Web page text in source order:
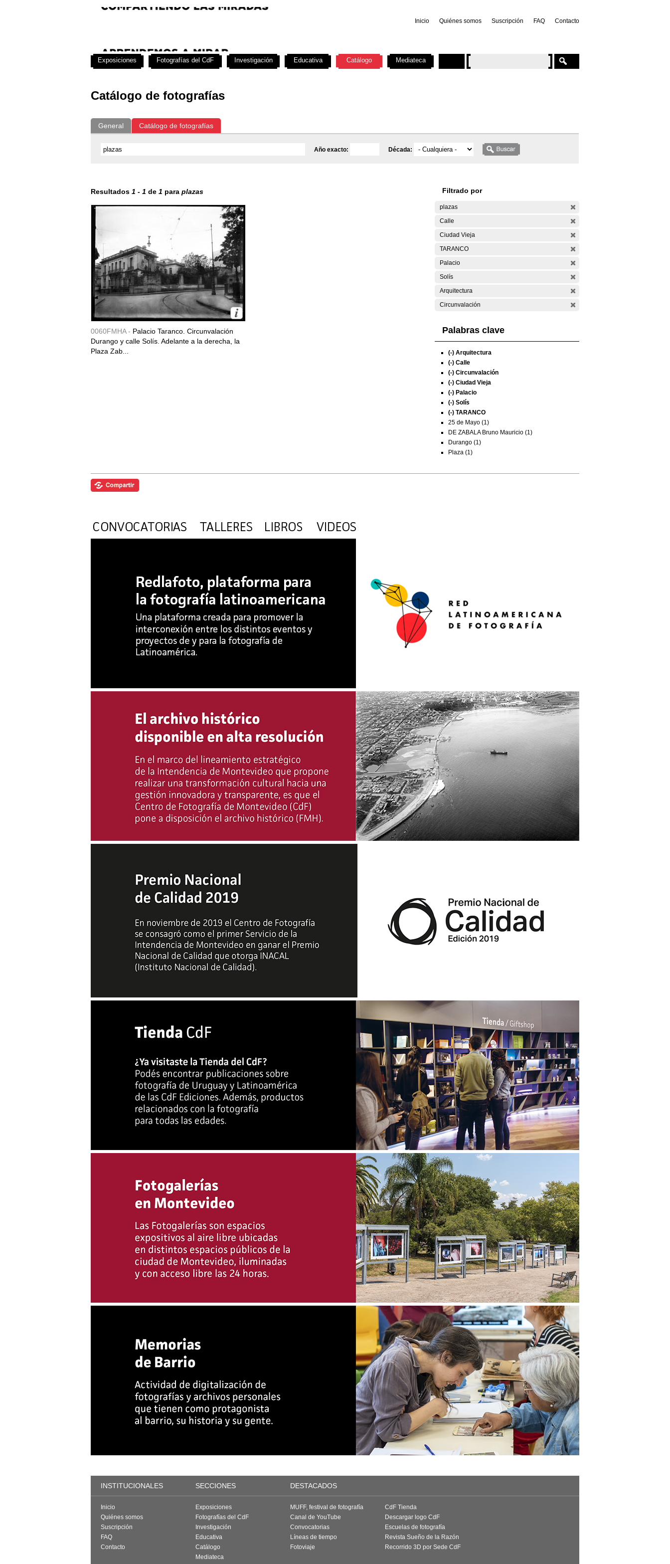
Inicio Quiénes somos Suscripción FAQ Contacto
Catálogo de fotografías
General Catálogo de fotografías
Año exacto: Década:
Resultados 1 - 1 de 1 para plazas
0060FMHA - Palacio Taranco. Circunvalación
Durango y calle Solís. Adelante a la derecha, la
Plaza Zab...
Filtrado por
plazas
Calle
Ciudad Vieja
TARANCO
Palacio
Solís
Arquitectura
Circunvalación
Palabras clave
(-) Arquitectura
(-) Calle
(-) Circunvalación
(-) Ciudad Vieja
(-) Palacio
(-) Solís
(-) TARANCO
25 de Mayo (1)
DE ZABALA Bruno Mauricio (1)
Durango (1)
Plaza (1)
Exposiciones Fotografías del CdF Investigación Educativa Catálogo Mediateca
INSTITUCIONALES SECCIONES DESTACADOS
Inicio
Quiénes somos
Suscripción
FAQ
Contacto
Exposiciones
Fotografías del CdF
Investigación
Educativa
Catálogo
Mediateca
MUFF, festival de fotografía
Canal de YouTube
Convocatorias
Líneas de tiempo
Fotoviaje
CdF Tienda
Descargar logo CdF
Escuelas de fotografía
Revista Sueño de la Razón
Recorrido 3D por Sede CdF